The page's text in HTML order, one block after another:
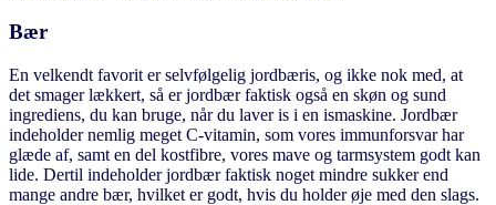
Bær
En velkendt favorit er selvfølgelig jordbæris, og ikke nok med, at
det smager lækkert, så er jordbær faktisk også en skøn og sund
ingrediens, du kan bruge, når du laver is i en ismaskine. Jordbær
indeholder nemlig meget C-vitamin, som vores immunforsvar har
glæde af, samt en del kostfibre, vores mave og tarmsystem godt kan
lide. Dertil indeholder jordbær faktisk noget mindre sukker end
mange andre bær, hvilket er godt, hvis du holder øje med den slags.